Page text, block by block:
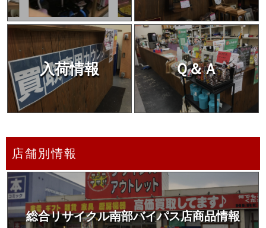
入荷情報 Ｑ＆Ａ
店舗別情報
総合リサイクル南部バイパス店商品情報